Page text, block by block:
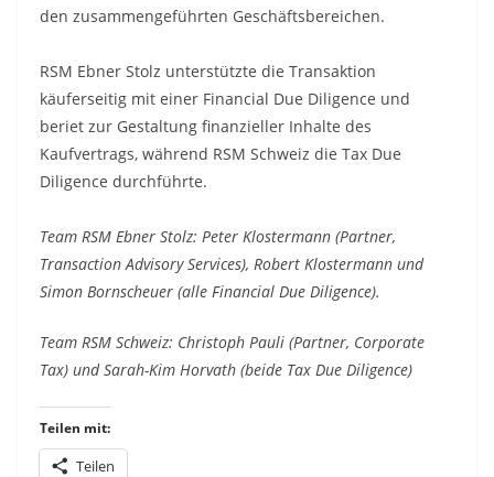
den zusammengeführten Geschäftsbereichen.
RSM Ebner Stolz unterstützte die Transaktion
käuferseitig mit einer Financial Due Diligence und
beriet zur Gestaltung finanzieller Inhalte des
Kaufvertrags, während RSM Schweiz die Tax Due
Diligence durchführte.
Team RSM Ebner Stolz: Peter Klostermann (Partner,
Transaction Advisory Services), Robert Klostermann und
Simon Bornscheuer (alle Financial Due Diligence).
Team RSM Schweiz: Christoph Pauli (Partner, Corporate
Tax) und Sarah-Kim Horvath (beide Tax Due Diligence)
Teilen mit:
Teilen